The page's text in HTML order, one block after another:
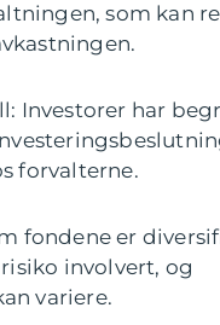
som kan
Investorer har
forvalterne.
fondene er
involvert, og
variere.